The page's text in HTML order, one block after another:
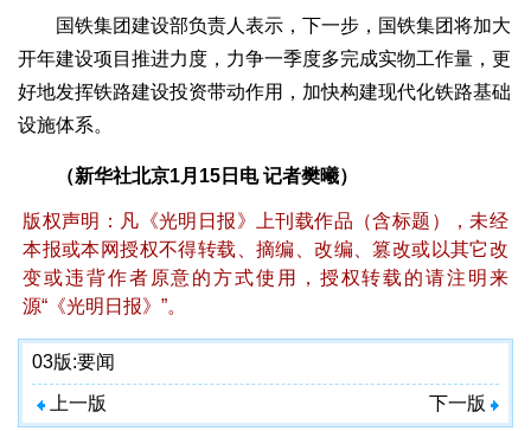
国铁集团建设部负责人表示，下一步，国铁集团将加大
开年建设项目推进力度，力争一季度多完成实物工作量，更
好地发挥铁路建设投资带动作用，加快构建现代化铁路基础
设施体系。
（新华社北京1月15日电 记者樊曦）
版权声明：凡《光明日报》上刊载作品（含标题），未经
本报或本网授权不得转载、摘编、改编、篡改或以其它改
变或违背作者原意的方式使用，授权转载的请注明来
源“《光明日报》”。
03版:要闻
上一版 下一版